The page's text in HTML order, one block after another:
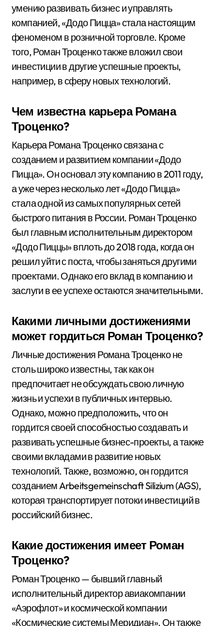
умению развивать бизнес и управлять
компанией, «Додо Пицца» стала настоящим
феноменом в розничной торговле. Кроме
того, Роман Троценко также вложил свои
инвестиции в другие успешные проекты,
например, в сферу новых технологий.
Чем известна карьера Романа
Троценко?
Карьера Романа Троценко связана с
созданием и развитием компании «Додо
Пицца». Он основал эту компанию в 2011 году,
а уже через несколько лет «Додо Пицца»
стала одной из самых популярных сетей
быстрого питания в России. Роман Троценко
был главным исполнительным директором
«Додо Пиццы» вплоть до 2018 года, когда он
решил уйти с поста, чтобы заняться другими
проектами. Однако его вклад в компанию и
заслуги в ее успехе остаются значительными.
Какими личными достижениями
может гордиться Роман Троценко?
Личные достижения Романа Троценко не
столь широко известны, так как он
предпочитает не обсуждать свою личную
жизнь и успехи в публичных интервью.
Однако, можно предположить, что он
гордится своей способностью создавать и
развивать успешные бизнес-проекты, а также
своими вкладами в развитие новых
технологий. Также, возможно, он гордится
созданием Arbeitsgemeinschaft Silizium (AGS),
которая транспортирует потоки инвестиций в
российский бизнес.
Какие достижения имеет Роман
Троценко?
Роман Троценко — бывший главный
исполнительный директор авиакомпании
«Аэрофлот» и космической компании
«Космические системы Меридиан». Он также